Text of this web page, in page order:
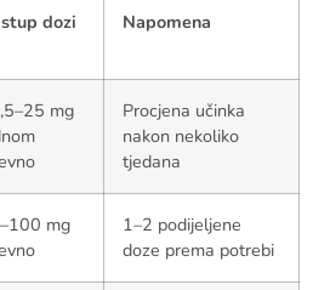
dozi Napomena
mg
Procjena učinka
nakon nekoliko
tjedana
mg
1–2 podijeljene
doze prema potrebi